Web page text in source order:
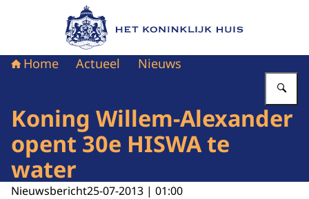
Naar de homepage van Het Koninklijk Huis
Home Actueel Nieuws
Koning Willem-Alexander
opent 30e HISWA te
water
Nieuwsbericht25-07-2013 | 01:00